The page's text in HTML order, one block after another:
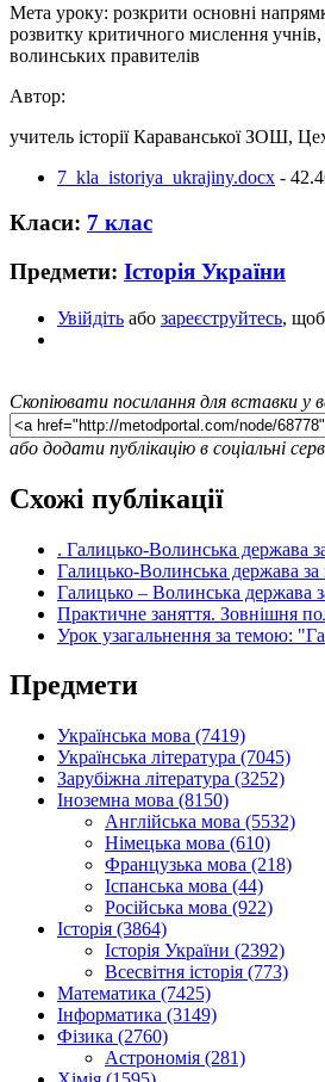
Мета уроку: розкрити основні
розвитку критичного мислення учнів,
волинських правителів
Автор:
учитель історії Караванської ЗОШ,
7_kla_istoriya_ukrajiny.docx -
Класи: 7 клас
Предмети: Історія України
Увійдіть або зареєструйтесь, щоб
Скопіювати посилання для вставки у
або додати публікацію в соціальні
Схожі публікації
. Галицько-Волинська держава
Галицько-Волинська держава
Галицько – Волинська держава
Практичне заняття. Зовнішня
Урок узагальнення за темою:
Предмети
Українська мова (7419)
Українська література (7045)
Зарубіжна література (3252)
Іноземна мова (8150)
Англійська мова (5532)
Німецька мова (610)
Французька мова (218)
Іспанська мова (44)
Російська мова (922)
Історія (3864)
Історія України (2392)
Всесвітня історія (773)
Математика (7425)
Інформатика (3149)
Фізика (2760)
Астрономія (281)